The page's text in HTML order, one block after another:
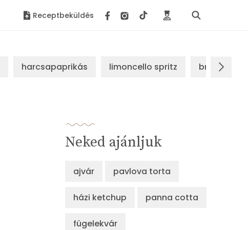
Receptbeküldés
harcsapaprikás limoncello spritz brassói
Neked ajánljuk
ajvár pavlova torta
házi ketchup panna cotta
fügelekvár